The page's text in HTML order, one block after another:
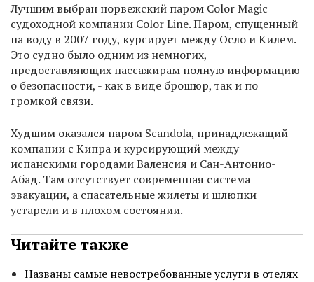
Лучшим выбран норвежский паром Color Magic
судоходной компании Color Line. Паром, спущенный
на воду в 2007 году, курсирует между Осло и Килем.
Это судно было одним из немногих,
предоставляющих пассажирам полную информацию
о безопасности, - как в виде брошюр, так и по
громкой связи.
Худшим оказался паром Scandola, принадлежащий
компании с Кипра и курсирующий между
испанскими городами Валенсия и Сан-Антонио-
Абад. Там отсутствует современная система
эвакуации, а спасательные жилеты и шлюпки
устарели и в плохом состоянии.
Читайте также
Названы самые невостребованные услуги в отелях